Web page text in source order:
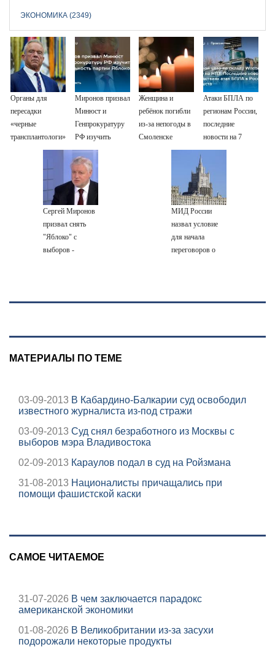
ЭКОНОМИКА (2349)
Органы для
пересадки
«черные
трансплантологи»
извлекали у еще
Миронов призвал
Минюст и
Генпрокуратуру
РФ изучить
деятельность
партии Яблоко
Женщина и
ребёнок погибли
из-за непогоды в
Смоленске
Атаки БПЛА по
регионам России,
последние
новости на 7
августа 2026:
атаки на склады
Wildberries,
состояние
пострадавших
Сергей Миронов
призвал снять
"Яблоко" с
выборов -
МИД России
назвал условие
для начала
переговоров о
МАТЕРИАЛЫ ПО ТЕМЕ
03-09-2013 В Кабардино-Балкарии суд освободил
известного журналиста из-под стражи
03-09-2013 Суд снял безработного из Москвы с
выборов мэра Владивостока
02-09-2013 Караулов подал в суд на Ройзмана
31-08-2013 Националисты причащались при
помощи фашистской каски
САМОЕ ЧИТАЕМОЕ
31-07-2026 В чем заключается парадокс
американской экономики
01-08-2026 В Великобритании из-за засухи
подорожали некоторые продукты